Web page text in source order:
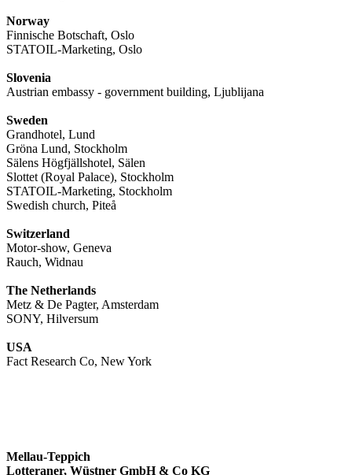
Norway
Finnische Botschaft, Oslo
STATOIL-Marketing, Oslo
Slovenia
Austrian embassy - government building, Ljublijana
Sweden
Grandhotel, Lund
Gröna Lund, Stockholm
Sälens Högfjällshotel, Sälen
Slottet (Royal Palace), Stockholm
STATOIL-Marketing, Stockholm
Swedish church, Piteå
Switzerland
Motor-show, Geneva
Rauch, Widnau
The Netherlands
Metz & De Pagter, Amsterdam
SONY, Hilversum
USA
Fact Research Co, New York
Mellau-Teppich
Lotteraner, Wüstner GmbH & Co KG